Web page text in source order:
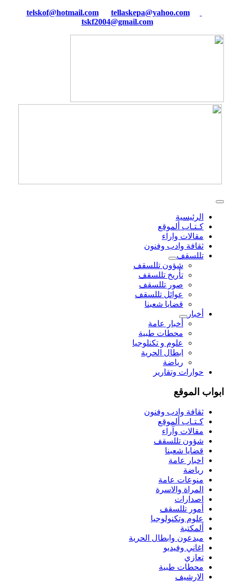
tellaskepa@yahoo.com
tskf2004@gmail.com
الرئيسية
كـتـاب ألموقع
مقالات واراء
ثقافة وادب وفنون
تللسقف
شؤون تللسقف
تأريخ تللسقف
صور تللسقف
عوائل تللسقف
قضايا شعبنا
أخبار
أخبار عامة
محطات طبية
علوم و تکنلوجیا
ابطال الحرية
رياضة
حوارات وتقارير
ابواب الموقع
ثقافة وادب وفنون
كـتـاب ألموقع
مقالات وآراء
شؤون تللسقف
قضايا شعبنا
اخبار عامة
رياضة
منوعات عامة
المراة والاسرة
اصدارات
أمور تللسقف
علوم وتكنولوجيا
ألمكتبة
مبدعون وابطال الحرية
اغاني وفيديو
تعازي
محطات طبية
الارشيف